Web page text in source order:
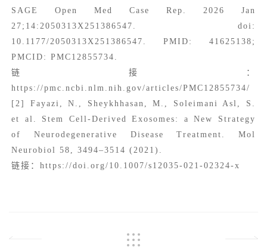
SAGE Open Med Case Rep. 2026 Jan
27;14:2050313X251386547. doi:
10.1177/2050313X251386547. PMID: 41625138;
PMCID: PMC12855734.
链接：
https://pmc.ncbi.nlm.nih.gov/articles/PMC12855734/
[2] Fayazi, N., Sheykhhasan, M., Soleimani Asl, S.
et al. Stem Cell-Derived Exosomes: a New Strategy
of Neurodegenerative Disease Treatment. Mol
Neurobiol 58, 3494–3514 (2021).
链接：https://doi.org/10.1007/s12035-021-02324-x